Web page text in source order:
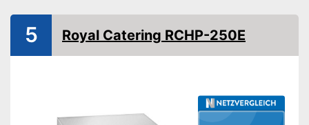
Farbe
Grau
Gewicht
4,8 kg
Amazon Lieferzeit
siehe Anbieter
5 Royal Catering RCHP-250E